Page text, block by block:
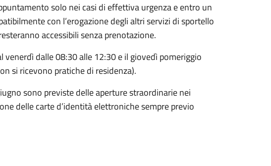
solo nei casi di effettiva urgenza e entro un
con l’erogazione degli altri servizi di sportello
accessibili senza prenotazione.
dalle 08:30 alle 12:30 e il giovedì pomeriggio
si ricevono pratiche di residenza).
sono previste delle aperture straordinarie nei
delle carte d’identità elettroniche sempre previo